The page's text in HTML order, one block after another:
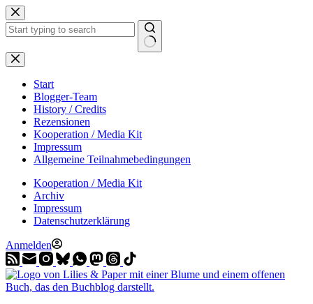
Zum
Inhalt
springen
Start
Blogger-Team
History / Credits
Rezensionen
Kooperation / Media Kit
Impressum
Allgemeine Teilnahmebedingungen
Kooperation / Media Kit
Archiv
Impressum
Datenschutzerklärung
Anmelden